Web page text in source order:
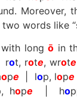
Moreover,
words like
long ō in
rot, rote, wrote
ope | lop, lope
hope | ho